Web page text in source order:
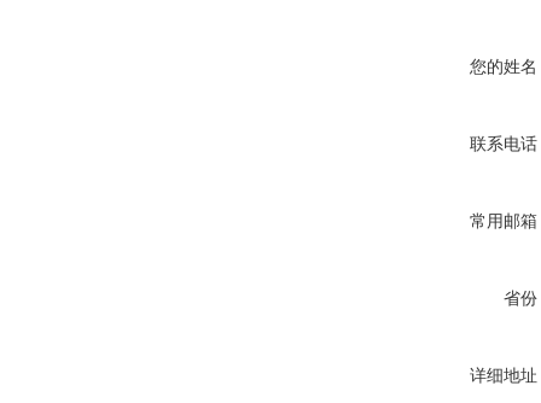
您的姓名
联系电话
常用邮箱
省份
详细地址